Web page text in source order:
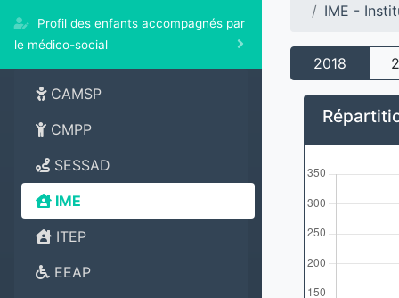
Profil des enfants accompagnés par
le médico-social
CAMSP
CMPP
SESSAD
IME
ITEP
EEAP
IME -
2018